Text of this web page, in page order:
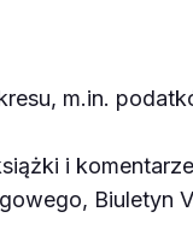
m.in.
i
Biuletyn